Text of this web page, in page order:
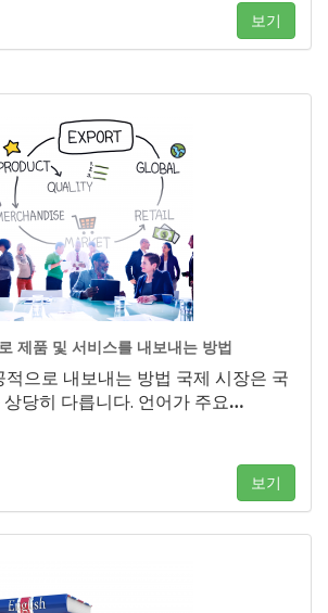
보기
제품 및 서비스를 내보내는 방법
으로 내보내는 방법 국제 시장은 국
당히 다릅니다. 언어가 주요…
보기